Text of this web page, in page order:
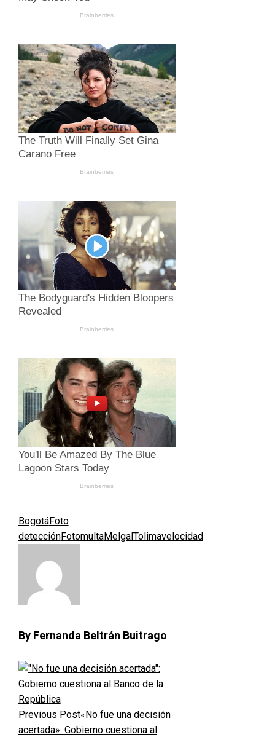
BogotáFoto
detecciónFotomultaMelgalTolimavelocidad
By Fernanda Beltrán Buitrago
Previous Post«No fue una decisión
acertada»: Gobierno cuestiona al